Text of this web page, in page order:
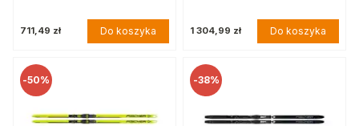
711,49 zł Do koszyka 1 304,99 zł Do koszyka
-50% -38%